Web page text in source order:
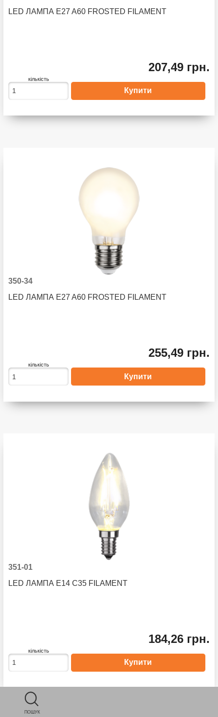
ПОШУК
LED ЛАМПА E27 A60 FROSTED FILAMENT
207,49 грн.
кількість
350-34
LED ЛАМПА E27 A60 FROSTED FILAMENT
255,49 грн.
кількість
351-01
LED ЛАМПА E14 C35 FILAMENT
184,26 грн.
кількість